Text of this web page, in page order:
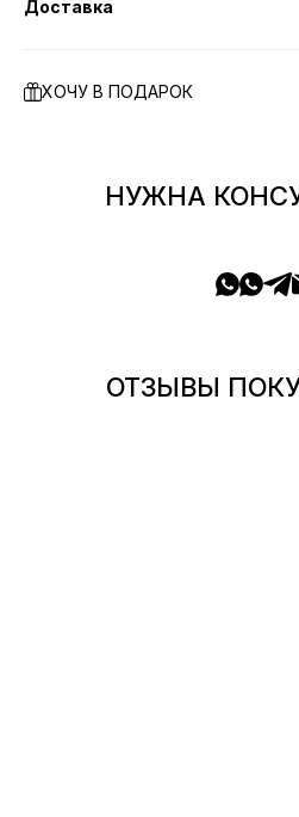
Доставка
ХОЧУ В ПОДАРОК
НУЖНА
ОТЗЫВЫ